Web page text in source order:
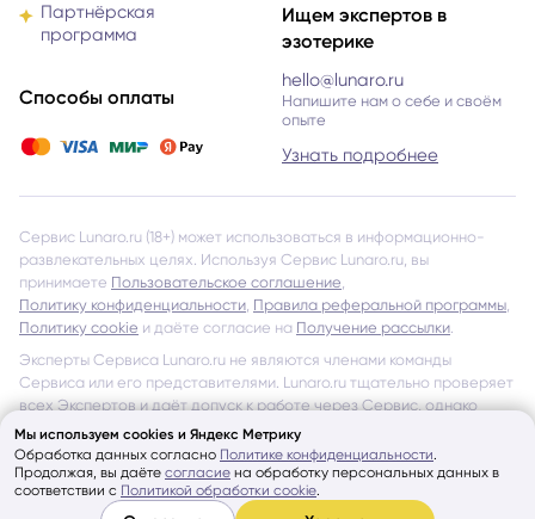
Мы используем cookies и Яндекс Метрику
Обработка данных согласно Политике конфиденциальности.
Продолжая, вы даёте согласие на обработку персональных данных в
соответствии с Политикой обработки cookie.
Партнёрская
программа
Способы оплаты
Ищем экспертов в
эзотерике
hello@lunaro.ru
Напишите нам о себе и своём
опыте
Узнать подробнее
Сервис Lunaro.ru (18+) может использоваться в информационно-
развлекательных целях. Используя Сервис Lunaro.ru, вы
принимаете Пользовательское соглашение,
Политику конфиденциальности, Правила реферальной программы,
Политику cookie и даёте согласие на Получение рассылки.
Эксперты Сервиса Lunaro.ru не являются членами команды
Сервиса или его представителями. Lunaro.ru тщательно проверяет
всех Экспертов и даёт допуск к работе через Сервис, однако
не несёт ответственности за обещания и утверждения, указанные
на страницах Экспертов и в отзывах других Пользователей
об Экспертах Сервиса.
Показать ещё